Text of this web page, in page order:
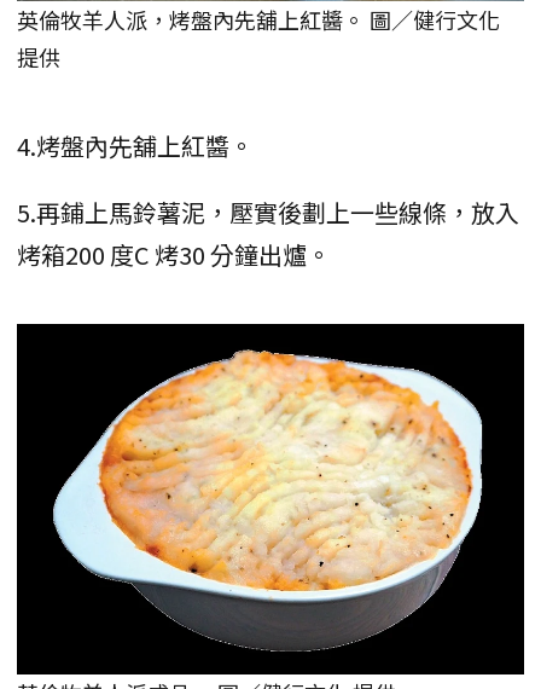
英倫牧羊人派，烤盤內先舖上紅醬。 圖／健行文化
提供
4.烤盤內先舖上紅醬。
5.再鋪上馬鈴薯泥，壓實後劃上一些線條，放入
烤箱200 度C 烤30 分鐘出爐。